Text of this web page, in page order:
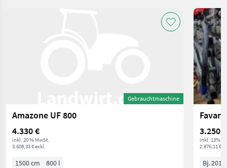
Gebrauchtmaschine
Amazone UF 800
4.330 €
inkl. 20 % MwSt.
3.608,33 € exkl.
1500 cm 800 l
3.250 €
inkl. 13%
2.876,11 €
Bj. 2011